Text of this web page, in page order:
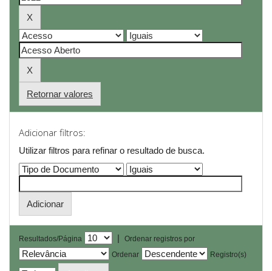
Retornar valores
Adicionar filtros:
Utilizar filtros para refinar o resultado de busca.
Resultados/Página |
Ordenar registros por
Ordenar
Registro(s)